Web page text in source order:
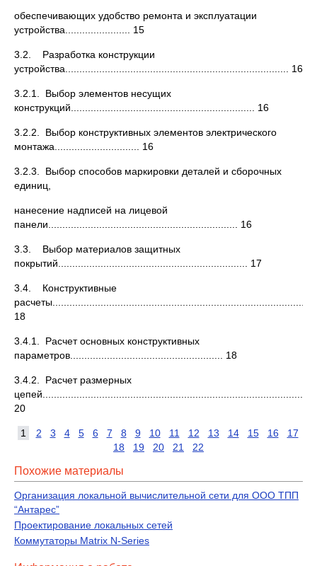
обеспечивающих удобство ремонта и эксплуатации
устройства....................... 15
3.2. Разработка конструкции
устройства............................................................................... 16
3.2.1. Выбор элементов несущих
конструкций................................................................. 16
3.2.2. Выбор конструктивных элементов электрического
монтажа.............................. 16
3.2.3. Выбор способов маркировки деталей и сборочных
единиц,
нанесение надписей на лицевой
панели................................................................... 16
3.3. Выбор материалов защитных
покрытий................................................................... 17
3.4. Конструктивные
расчеты.............................................................................................
18
3.4.1. Расчет основных конструктивных
параметров...................................................... 18
3.4.2. Расчет размерных
цепей..............................................................................................
20
1 2 3 4 5 6 7 8 9 10 11 12 13 14 15 16
17
18
19 20 21 22
Похожие материалы
Организация локальной вычислительной сети для ООО ТПП
“Антарес”
Проектирование локальных сетей
Коммутаторы Matrix N-Series